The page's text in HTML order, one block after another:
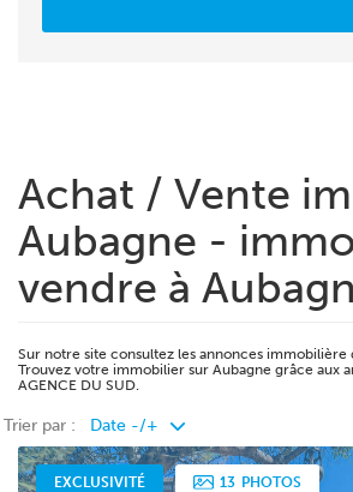
Achat / Vente
Aubagne -
vendre à
Sur notre site consultez les annonces
Trouvez votre immobilier sur Aubagne grâce aux
AGENCE DU SUD.
Trier par :
EXCLUSIVITÉ 13 PHOTOS